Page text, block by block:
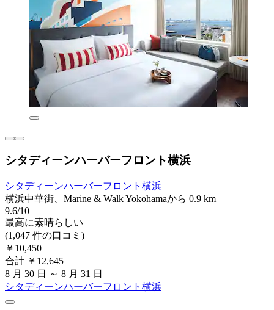
シタディーンハーバーフロント横浜
シタディーンハーバーフロント横浜
横浜中華街、Marine & Walk Yokohamaから 0.9 km
9.6/10
最高に素晴らしい
(1,047 件の口コミ)
￥10,450
合計 ￥12,645
8 月 30 日 ～ 8 月 31 日
シタディーンハーバーフロント横浜